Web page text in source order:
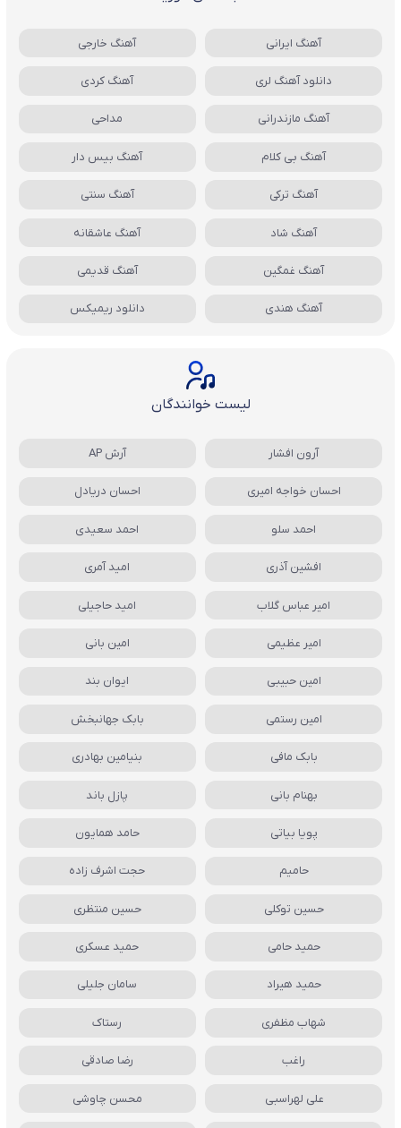
آهنگ ایرانی آهنگ خارجی
دانلود آهنگ لری آهنگ کردی
آهنگ مازندرانی مداحی
آهنگ بی کلام آهنگ بیس دار
آهنگ ترکی آهنگ سنتی
آهنگ شاد آهنگ عاشقانه
آهنگ غمگین آهنگ قدیمی
آهنگ هندی دانلود ریمیکس
لیست خوانندگان
آرون افشار آرش AP
احسان خواجه امیری احسان دریادل
احمد سلو احمد سعیدی
افشین آذری امید آمری
امیر عباس گلاب امید حاجیلی
امیر عظیمی امین بانی
امین حبیبی ایوان بند
امین رستمی بابک جهانبخش
بابک مافی بنیامین بهادری
بهنام بانی پازل باند
پویا بیاتی حامد همایون
حامیم حجت اشرف زاده
حسین توکلی حسین منتظری
حمید حامی حمید عسکری
حمید هیراد سامان جلیلی
شهاب مظفری رستاک
راغب رضا صادقی
علی لهراسبی محسن چاوشی